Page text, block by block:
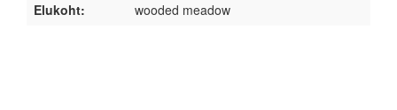
Elukoht:
wooded meadow